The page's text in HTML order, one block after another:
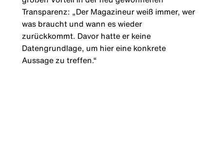
Transparenz: „Der Magazineur weiß immer, wer
was braucht und wann es wieder
zurückkommt. Davor hatte er keine
Datengrundlage, um hier eine konkrete
Aussage zu treffen.“